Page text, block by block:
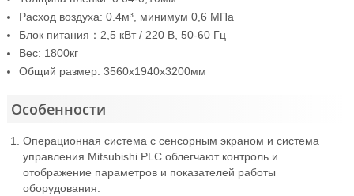
Расход воздуха: 0.4м³, минимум 0,6 МПа
Блок питания：2,5 кВт / 220 В, 50-60 Гц
Вес: 1800кг
Общий размер: 3560x1940x3200мм
Особенности
Операционная система с сенсорным экраном и система
управления Mitsubishi PLC облегчают контроль и
отображение параметров и показателей работы
оборудования.